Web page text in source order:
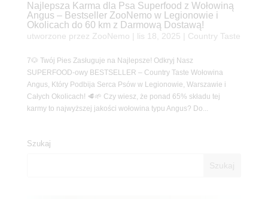
Najlepsza Karma dla Psa Superfood z Wołowiną
Angus – Bestseller ZooNemo w Legionowie i
Okolicach do 60 km z Darmową Dostawą!
utworzone przez ZooNemo lis 18, 2025 Country Taste
7🐶 Twój Pies Zasługuje na Najlepsze! Odkryj Nasz
SUPERFOOD-owy BESTSELLER – Country Taste Wołowina
Angus, Który Podbija Serca Psów w Legionowie, Warszawie i
Całych Okolicach! 🥩🌱 Czy wiesz, że ponad 65% składu tej
karmy to najwyższej jakości wołowina typu Angus? Do...
Szukaj